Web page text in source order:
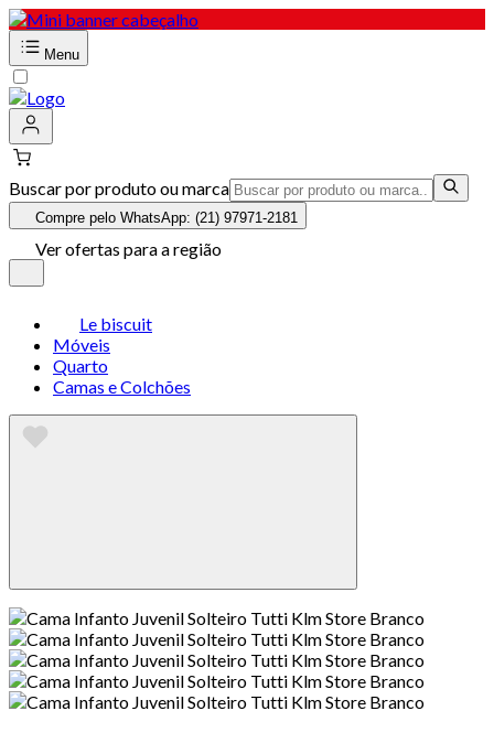
Menu
Buscar por produto ou marca
Compre pelo WhatsApp: (21) 97971-2181
Ver ofertas para a região
Le biscuit
Móveis
Quarto
Camas e Colchões